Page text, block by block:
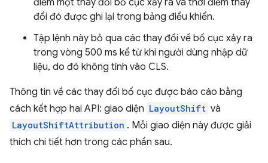
điểm một thay đổi bố cục xảy ra và thời điểm thay
đổi đó được ghi lại trong bảng điều khiển.
Tập lệnh này bỏ qua các thay đổi về bố cục xảy ra
trong vòng 500 ms kể từ khi người dùng nhập dữ
liệu, do đó không tính vào CLS.
Thông tin về các thay đổi bố cục được báo cáo bằng
cách kết hợp hai API: giao diện LayoutShift và
LayoutShiftAttribution . Mỗi giao diện này được giải
thích chi tiết hơn trong các phần sau.